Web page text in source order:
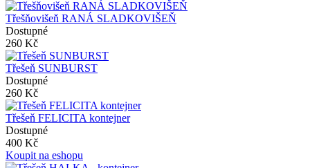
Třešňovišeň RANÁ SLADKOVIŠEŇ
Dostupné
260 Kč
Třešeň SUNBURST
Dostupné
260 Kč
Třešeň FELICITA kontejner
Dostupné
400 Kč
Koupit na eshopu